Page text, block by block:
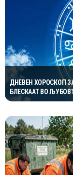
ДНЕВЕН ХОРОСКОП
БЛЕСКААТ ВО
ОДЛИЧЕН ДЕН ЗА